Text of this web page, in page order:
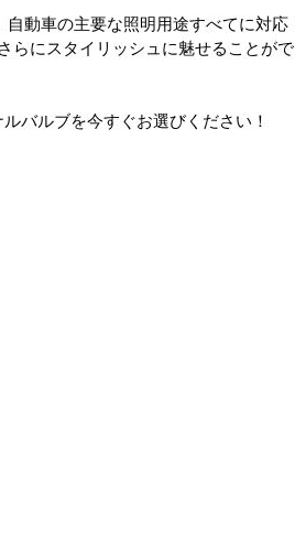
動車の主要な照明用途すべてに対応
らにスタイリッシュに魅せることがで
バルブを今すぐお選びください！